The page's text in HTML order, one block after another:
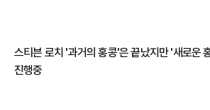
스티븐 로치 '과거의 홍콩'은 끝났지만 '새로운
진행중